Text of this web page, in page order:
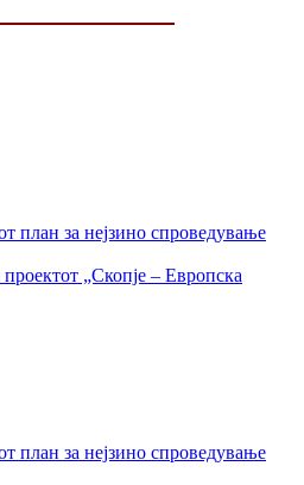
план за нејзино спроведување
„Скопје – Европска
план за нејзино спроведување